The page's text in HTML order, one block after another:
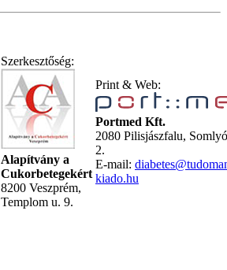
Szerkesztőség:
Alapítvány a
Cukorbetegekért
8200 Veszprém,
Templom u. 9.
Print & Web:
Portmed Kft.
2080 Pilisjászfalu,
2.
E-mail:
kiado.hu